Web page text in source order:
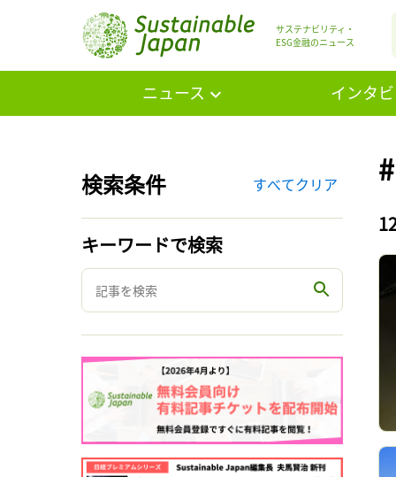
サステナビリティ・
ESG金融のニュース
ニュース インタ
検索条件 すべてクリア
キーワードで検索